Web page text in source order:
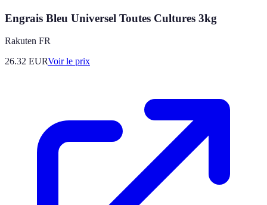
Engrais Bleu Universel Toutes Cultures 3kg
Rakuten FR
26.32 EURVoir le prix